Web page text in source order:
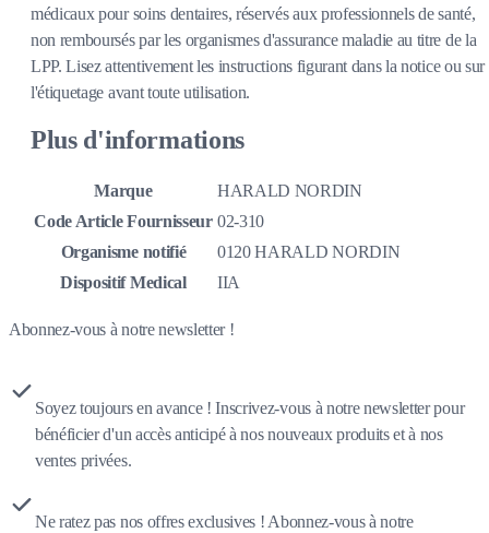
médicaux pour soins dentaires, réservés aux professionnels de santé,
non remboursés par les organismes d'assurance maladie au titre de la
LPP. Lisez attentivement les instructions figurant dans la notice ou sur
l'étiquetage avant toute utilisation.
Plus d'informations
Marque
HARALD NORDIN
Code Article Fournisseur 02-310
Organisme notifié
0120 HARALD NORDIN
Dispositif Medical
IIA
Abonnez-vous à notre newsletter !
Soyez toujours en avance ! Inscrivez-vous à notre newsletter pour
bénéficier d'un accès anticipé à nos nouveaux produits et à nos
ventes privées.
Ne ratez pas nos offres exclusives ! Abonnez-vous à notre